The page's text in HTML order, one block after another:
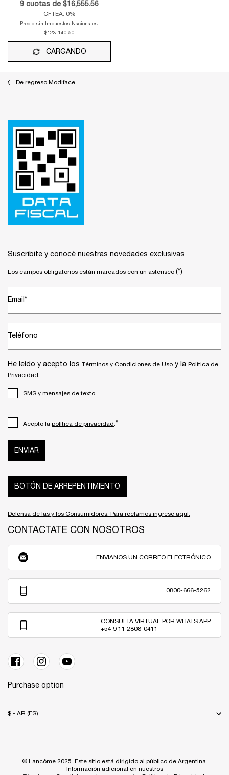
9 cuotas de $16,555.56
CFTEA: 0%
Precio sin Impuestos Nacionales:
$123,140.50
CARGANDO
De regreso Modiface
Suscribite y conocé nuestras novedades exclusivas
Los campos obligatorios están marcados con un asterisco (*)
Email *
Teléfono
He leído y acepto los Términos y Condiciones de Uso y la Política de
Privacidad.
SMS y mensajes de texto
Acepto la política de privacidad *
ENVIAR
BOTÓN DE ARREPENTIMIENTO
Defensa de las y los Consumidores. Para reclamos ingrese aquí.
CONTACTATE CON NOSOTROS
ENVIANOS UN CORREO ELECTRÓNICO
0800-666-5262
CONSULTA VIRTUAL POR WHATS APP
+54 9 11 2808-0411
Purchase option
$ - AR (ES)
© Lancôme 2025. Este sitio está dirigido al público de Argentina.
Información adicional en nuestros